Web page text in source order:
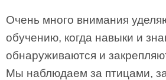
Очень много внимания
обучению, когда навыки и
обнаруживаются и
Мы наблюдаем за птицами,